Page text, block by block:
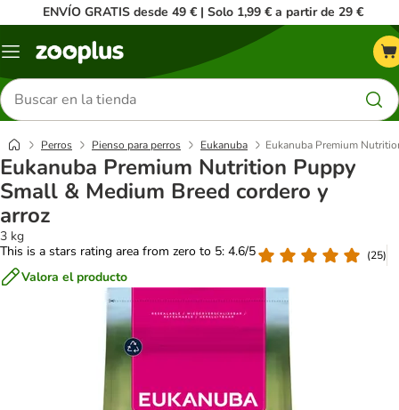
ENVÍO GRATIS desde 49 € | Solo 1,99 € a partir de 29 €
Menú
Buscar
productos
Perros Pienso para perros Eukanuba Eukanuba Premium
Eukanuba Premium Nutrition Puppy
Small & Medium Breed cordero y
arroz
3 kg
This is a stars rating area from zero to 5: 4.6/5
(25)
Valora el producto